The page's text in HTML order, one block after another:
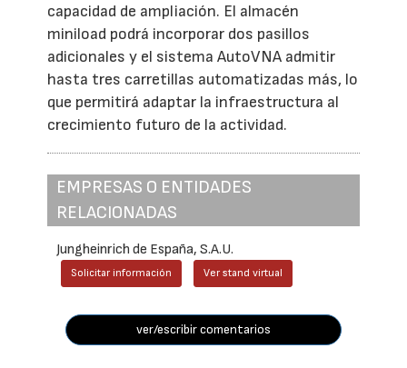
capacidad de ampliación. El almacén
miniload podrá incorporar dos pasillos
adicionales y el sistema AutoVNA admitir
hasta tres carretillas automatizadas más, lo
que permitirá adaptar la infraestructura al
crecimiento futuro de la actividad.
EMPRESAS O ENTIDADES
RELACIONADAS
Jungheinrich de España, S.A.U.
Solicitar información Ver stand virtual
ver/escribir comentarios